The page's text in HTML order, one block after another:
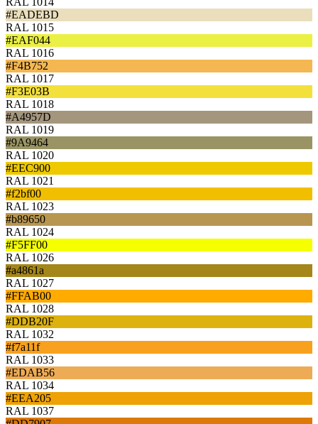
#EADEBD
RAL 1015
#EAF044
RAL 1016
#F4B752
RAL 1017
#F3E03B
RAL 1018
#A4957D
RAL 1019
#9A9464
RAL 1020
#EEC900
RAL 1021
#f2bf00
RAL 1023
#b89650
RAL 1024
#F5FF00
RAL 1026
#a4861a
RAL 1027
#FFAB00
RAL 1028
#DDB20F
RAL 1032
#f7a11f
RAL 1033
#EDAB56
RAL 1034
#EEA205
RAL 1037